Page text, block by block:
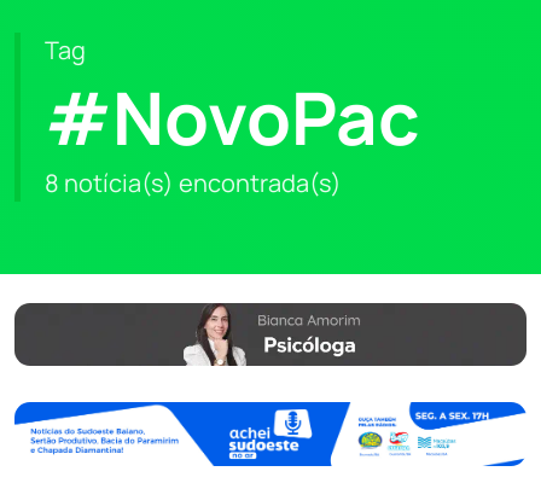
Tag
#NovoPac
8 notícia(s) encontrada(s)